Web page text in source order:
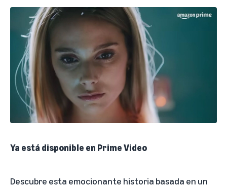
Ya está disponible en Prime Video
Descubre esta emocionante historia basada en un